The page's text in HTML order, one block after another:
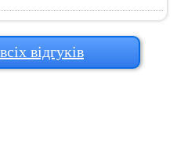
відгуків